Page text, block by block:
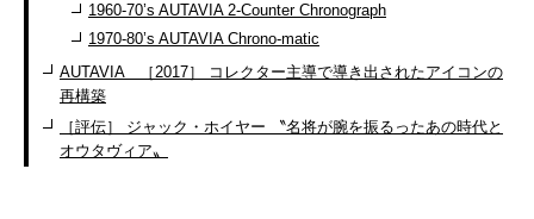
1960-70’s AUTAVIA 2-Counter Chronograph
1970-80’s AUTAVIA Chrono-matic
AUTAVIA ［2017］ コレクター主導で導き出されたアイコンの
再構築
［評伝］ ジャック・ホイヤー 〝名将が腕を振るったあの時代と
オウタヴィア〟